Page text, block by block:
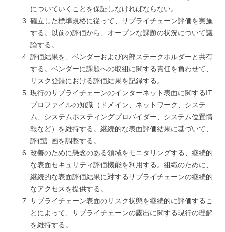
についていくことを保証しなければならない。
確立した標準規格に従って、サプライチェーン評価を実施
する。以前の評価から、オープンな課題の状況について議
論する。
評価結果を、ベンダーおよび内部ステークホルダーと共有
する。ベンダーに課題への取組に関する責任を負わせて、
リスク登録における評価結果を記録する。
現行のサプライチェーンのインターネット表面に関するIT
プロファイルの知識（ドメイン、ネットワーク、システ
ム、システムホスティングプロバイダー、システム位置情
報など）を維持する。継続的な表面評価結果に基づいて、
評価計画を調整する。
改善のために懸念のある領域をモニタリングする、継続的
な表面セキュリティ評価機能を利用する。組織のために、
継続的な表面評価結果に対するサプライチェーンの継続的
なアクセスを提供する。
サプライチェーン表面のリスク状態を継続的に評価するこ
とによって、サプライチェーンの露出に関する現行の理解
を維持する。